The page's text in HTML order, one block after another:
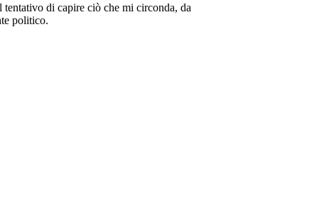
di capire ciò che mi circonda, da
politico.